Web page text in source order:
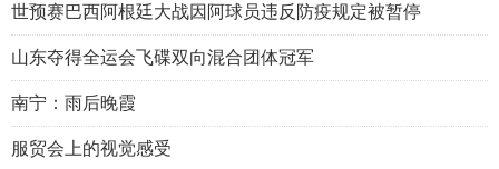
世预赛巴西阿根廷大战因阿球员违反防疫规定被暂停
山东夺得全运会飞碟双向混合团体冠军
南宁：雨后晚霞
服贸会上的视觉感受